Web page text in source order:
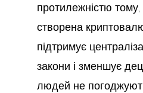
протилежністю
створена
підтримує
закони і зменшує
людей не